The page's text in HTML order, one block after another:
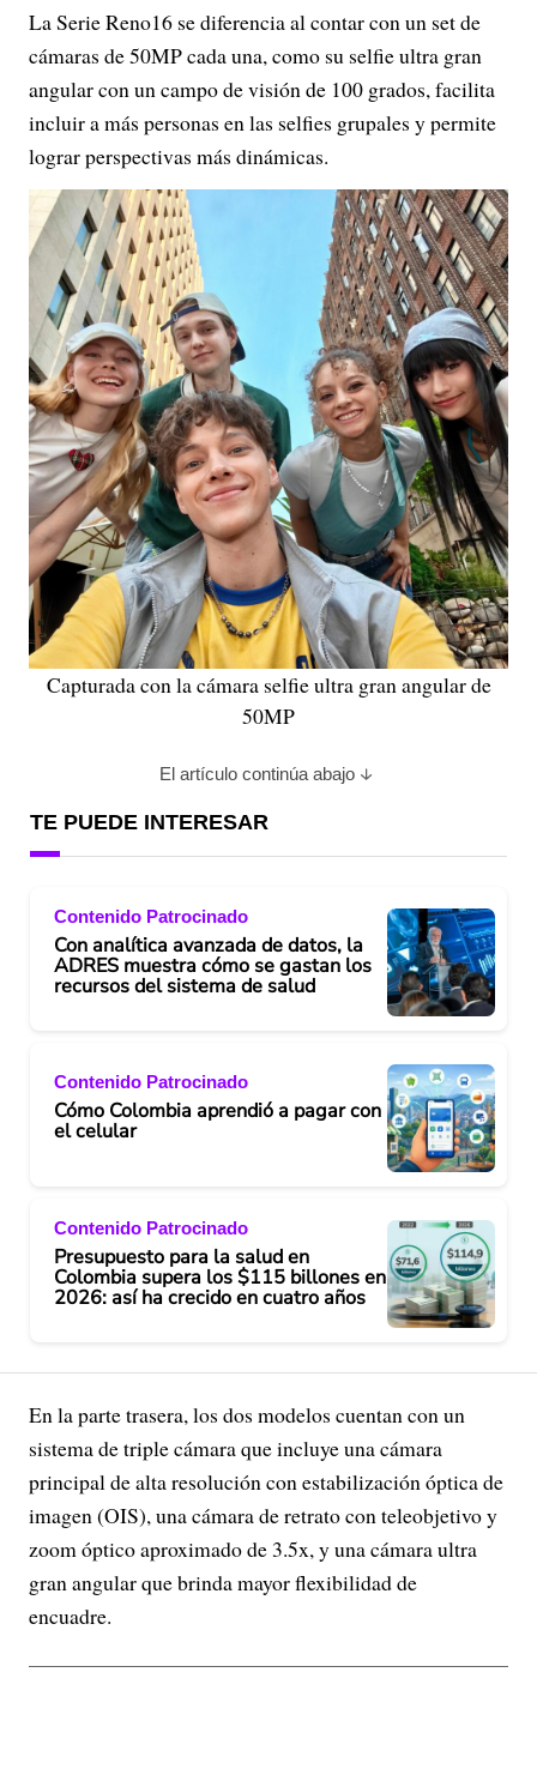
La Serie Reno16 se diferencia al contar con un set de
cámaras de 50MP cada una, como su selfie ultra gran
angular con un campo de visión de 100 grados, facilita
incluir a más personas en las selfies grupales y permite
lograr perspectivas más dinámicas.
Capturada con la cámara selfie ultra gran angular de
50MP
El artículo continúa abajo
TE PUEDE INTERESAR
Contenido Patrocinado
Con analítica avanzada de datos, la
ADRES muestra cómo se gastan los
recursos del sistema de salud
Contenido Patrocinado
Cómo Colombia aprendió a pagar con
el celular
Contenido Patrocinado
Presupuesto para la salud en
Colombia supera los $115 billones en
2026: así ha crecido en cuatro años
En la parte trasera, los dos modelos cuentan con un
sistema de triple cámara que incluye una cámara
principal de alta resolución con estabilización óptica de
imagen (OIS), una cámara de retrato con teleobjetivo y
zoom óptico aproximado de 3.5x, y una cámara ultra
gran angular que brinda mayor flexibilidad de
encuadre.